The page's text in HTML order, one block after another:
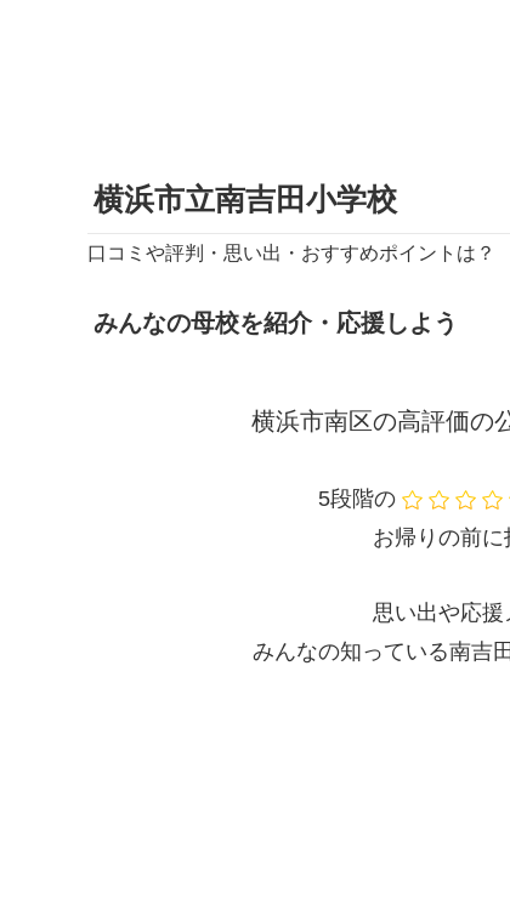
横浜市立南吉田小学校
口コミや評判・思い出・おすすめポイントは？
みんなの母校を紹介・応援しよう
横浜市南区の高評価の
5段階の
お帰りの前に
思い出や応援
みんなの知っている南吉